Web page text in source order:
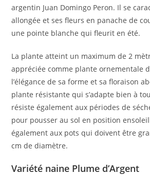
argentin Juan Domingo Peron. Il se
allongée et ses fleurs en panache de
une pointe blanche qui fleurit en été.
La plante atteint un maximum de 2
appréciée comme plante ornementale
l’élégance de sa forme et sa floraison
plante résistante qui s’adapte bien à
résiste également aux périodes de
pour pousser au sol en position
également aux pots qui doivent être
cm de diamètre.
Variété naine Plume d’Argent